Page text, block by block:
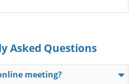
Asked Questions
meeting?